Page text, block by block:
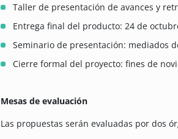
Taller de presentación de avances y
Entrega final del producto: 24 de
Seminario de presentación: mediados
Cierre formal del proyecto: fines de
Mesas de evaluación
Las propuestas serán evaluadas por dos